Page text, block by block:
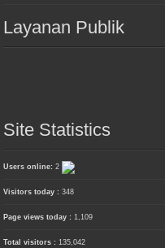
Layanan Publik
Site Statistics
Users online:2
Visitors today :348
Page views today :1,109
Total visitors :135,042